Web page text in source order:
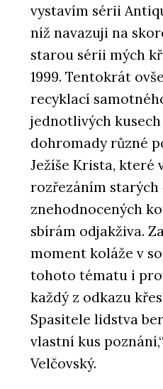
vystavím sérii
níž navazuji na
starou sérii mých
1999. Tentokrát
recyklací
jednotlivých kusech
dohromady různé
Ježíše Krista, které
rozřezáním starých
znehodnocených
sbírám odjakživa.
moment koláže v
tohoto tématu i
každý z odkazu
Spasitele lidstva
vlastní kus
Velčovský.